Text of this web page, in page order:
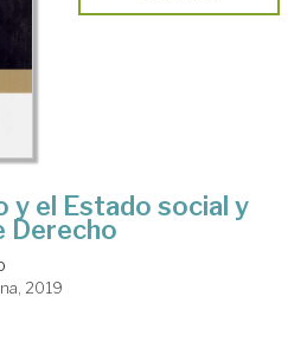
y el Estado social y
Derecho
2019